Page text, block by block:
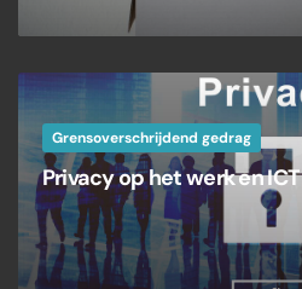
Grensoverschrijdend gedrag
Privacy op het werk en ICT